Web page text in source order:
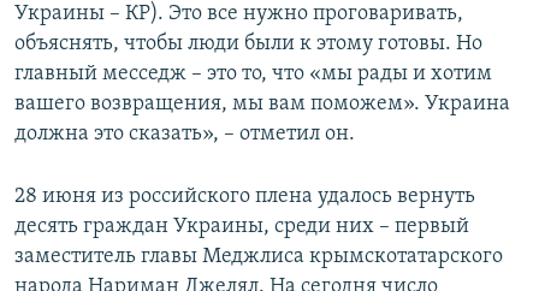
Украины – КР). Это все нужно проговаривать,
объяснять, чтобы люди были к этому готовы. Но
главный месседж – это то, что «мы рады и хотим
вашего возвращения, мы вам поможем». Украина
должна это сказать», – отметил он.
28 июня из российского плена удалось вернуть
десять граждан Украины, среди них – первый
заместитель главы Меджлиса крымскотатарского
народа Нариман Джелял. На сегодня число